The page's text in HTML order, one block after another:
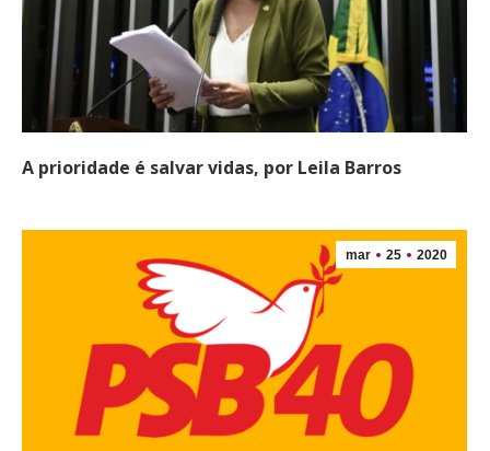
A prioridade é salvar vidas, por Leila Barros
mar 25 2020